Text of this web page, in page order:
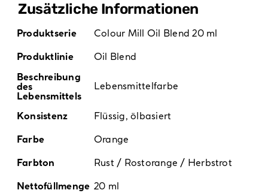
Zusätzliche Informationen
Produktserie
Colour Mill Oil Blend 20 ml
Produktlinie
Oil Blend
Beschreibung
des
Lebensmittels
Lebensmittelfarbe
Konsistenz
Flüssig, ölbasiert
Farbe
Orange
Farbton
Rust / Rostorange / Herbstrot
Nettofüllmenge 20 ml